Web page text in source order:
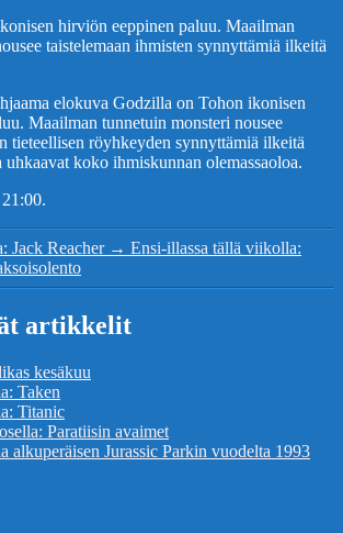
hirviön eeppinen paluu. Maailman
taistelemaan ihmisten synnyttämiä ilkeitä
elokuva Godzilla on Tohon ikonisen
Maailman tunnetuin monsteri nousee
tieteellisen röyhkeyden synnyttämiä ilkeitä
koko ihmiskunnan olemassaoloa.
Jack Reacher → Ensi-illassa tällä viikolla:
artikkelit
kesäkuu
Taken
Titanic
Paratiisin avaimet
alkuperäisen Jurassic Parkin vuodelta 1993